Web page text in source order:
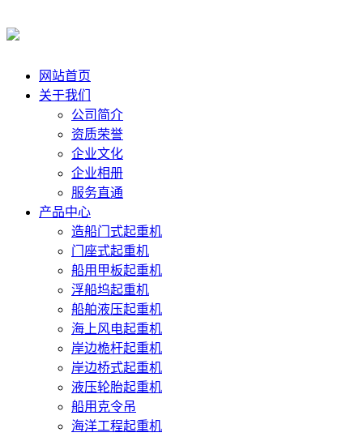
网站首页
关于我们
公司简介
资质荣誉
企业文化
企业相册
服务直通
产品中心
造船门式起重机
门座式起重机
船用甲板起重机
浮船坞起重机
船舶液压起重机
海上风电起重机
岸边桅杆起重机
岸边桥式起重机
液压轮胎起重机
船用克令吊
海洋工程起重机